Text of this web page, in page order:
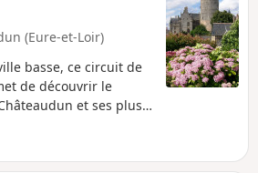
(Eure-et-Loir)
basse, ce circuit de
de découvrir le
et ses plus
beaux panoramas sur